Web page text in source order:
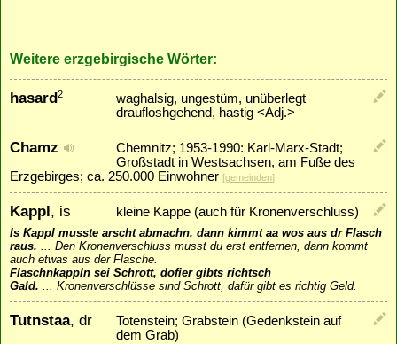
Weitere erzgebirgische Wörter:
hasard2
waghalsig, ungestüm, unüberlegt
draufloshgehend, hastig <Adj.>
Chamz
Chemnitz; 1953-1990: Karl-Marx-Stadt;
Großstadt in Westsachsen, am Fuße des
Erzgebirges; ca. 250.000 Einwohner [gemeinden]
Kappl, is kleine Kappe (auch für Kronenverschluss)
Is Kappl musste arscht abmachn, dann kimmt aa wos aus dr Flasch
raus. ... Den Kronenverschluss musst du erst entfernen, dann kommt
auch etwas aus der Flasche.
Flaschnkappln sei Schrott, dofier gibts richtsch
Gald. ... Kronenverschlüsse sind Schrott, dafür gibt es richtig Geld.
Tutnstaa, dr
Totenstein; Grabstein (Gedenkstein auf
dem Grab)